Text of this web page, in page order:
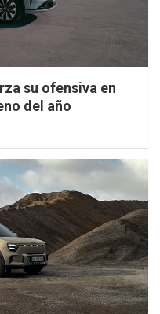
su ofensiva en
del año